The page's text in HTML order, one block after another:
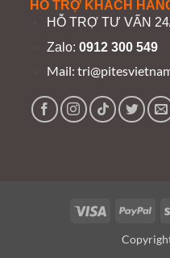
HỖ TRỢ KHÁCH
HỖ TRỢ TƯ VẤN
Zalo:0912 300 549
Mail:
Visa